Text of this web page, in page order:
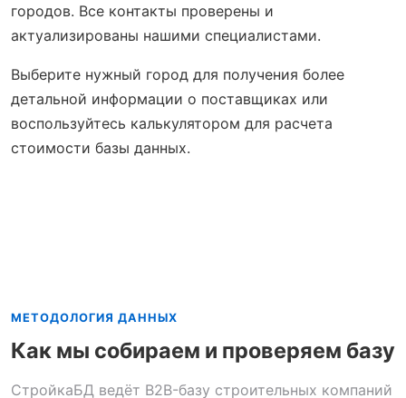
городов. Все контакты проверены и
актуализированы нашими специалистами.
Выберите нужный город для получения более
детальной информации о поставщиках или
воспользуйтесь калькулятором для расчета
стоимости базы данных.
МЕТОДОЛОГИЯ ДАННЫХ
Как мы собираем и проверяем базу
СтройкаБД ведёт B2B-базу строительных компаний